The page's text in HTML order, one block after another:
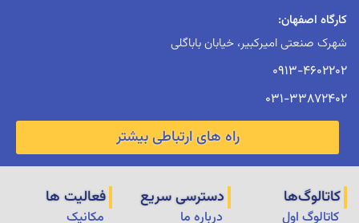
کارگاه اصفهان:
شهرک صنعتی امیرکبیر، خیابان باباگلی
0913-4602202
031-33872402
راه های ارتباطی بیشتر
کاتالوگ‌ها
کاتالوگ اول
دسترسی سریع
درباره ما
فعالیت ها
مکانیک